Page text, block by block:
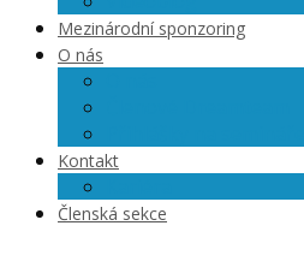
Mezinárodní sponzoring
O nás
Kontakt
Členská sekce